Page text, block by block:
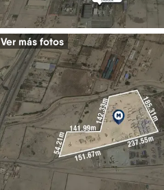
Ver más fotos